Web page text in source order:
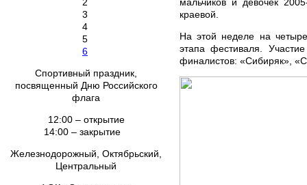
3
4
5
6
Спортивный праздник,
посвященный Дню Российского
флага
12:00 – открытие
14:00 – закрытие
Железнодорожный, Октябрьский,
Центральный
краевой.
На этой неделе на
этапа фестиваля.
финалистов: «Сибиряк»,